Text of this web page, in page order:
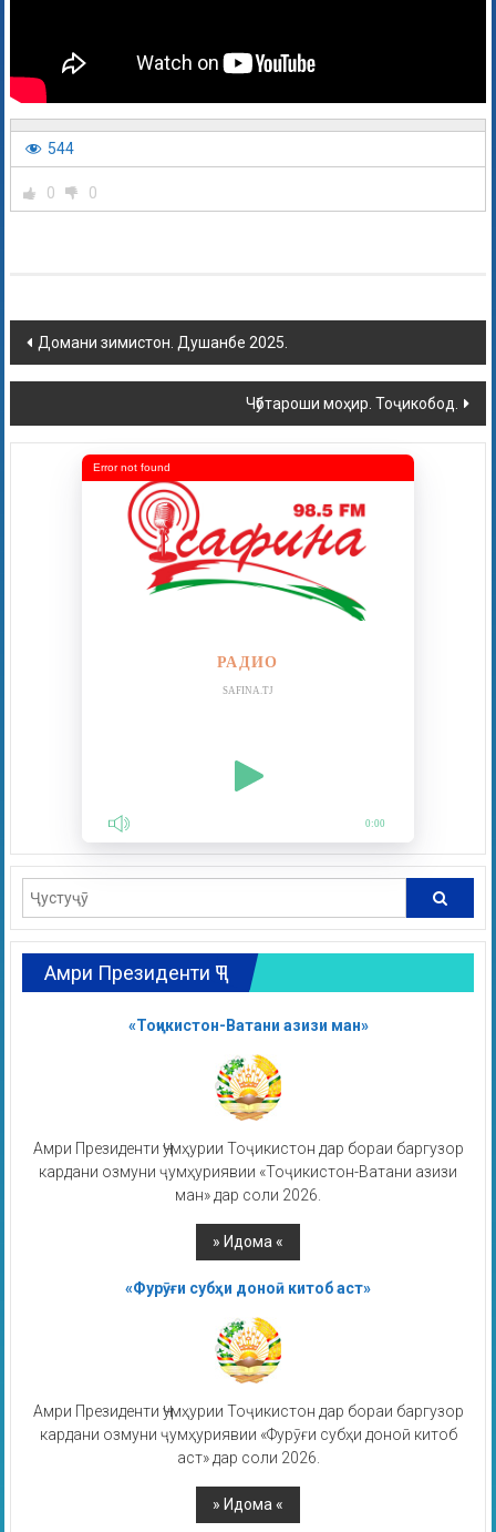
544
0 0
Домани зимистон. Душанбе 2025.
Чӯбтароши моҳир. Тоҷикобод.
РАДИО
SAFINA.TJ
0:00
Error not found
Амри Президенти ҶТ
«Тоҷикистон-Ватани азизи ман»
Амри Президенти Ҷумҳурии Тоҷикистон дар бораи баргузор
кардани озмуни ҷумҳуриявии «Тоҷикистон-Ватани азизи
ман» дар соли 2026.
«Фурӯғи субҳи доноӣ китоб аст»
Амри Президенти Ҷумҳурии Тоҷикистон дар бораи баргузор
кардани озмуни ҷумҳуриявии «Фурӯғи субҳи доноӣ китоб
аст» дар соли 2026.